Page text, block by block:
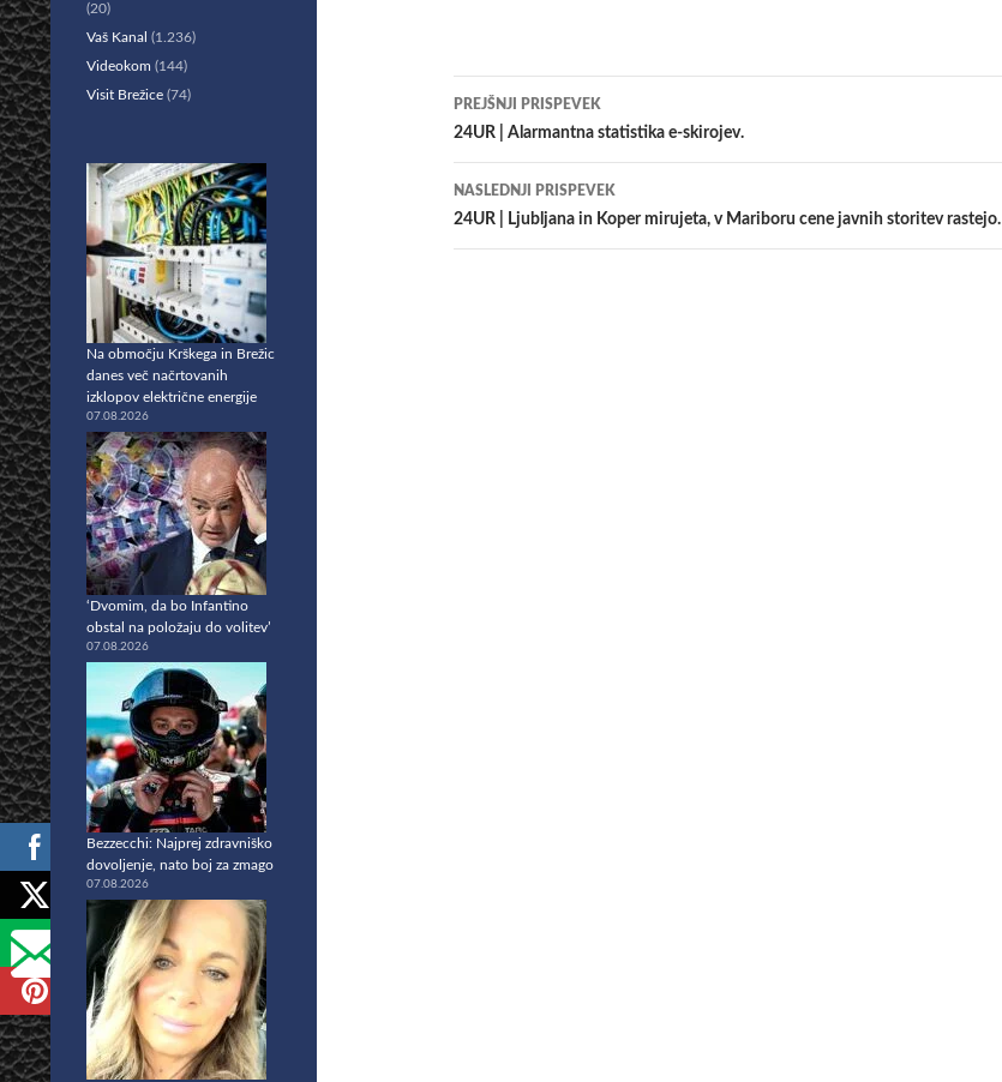
Krmarjenje
po
prispevkih
PREJŠNJI PRISPEVEK
24UR | Alarmantna statistika e-skirojev.
NASLEDNJI PRISPEVEK
24UR | Ljubljana in Koper mirujeta, v Mariboru cene javnih storitev rastejo.
(20)
Vaš Kanal (1.236)
Videokom (144)
Visit Brežice (74)
Na območju Krškega in Brežic
danes več načrtovanih
izklopov električne energije
07.08.2026
‘Dvomim, da bo Infantino
obstal na položaju do volitev’
07.08.2026
Bezzecchi: Najprej zdravniško
dovoljenje, nato boj za zmago
07.08.2026